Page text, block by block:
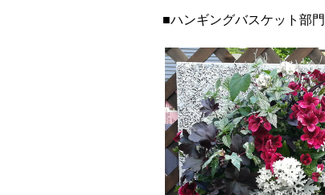
■ハンギングバスケット部門